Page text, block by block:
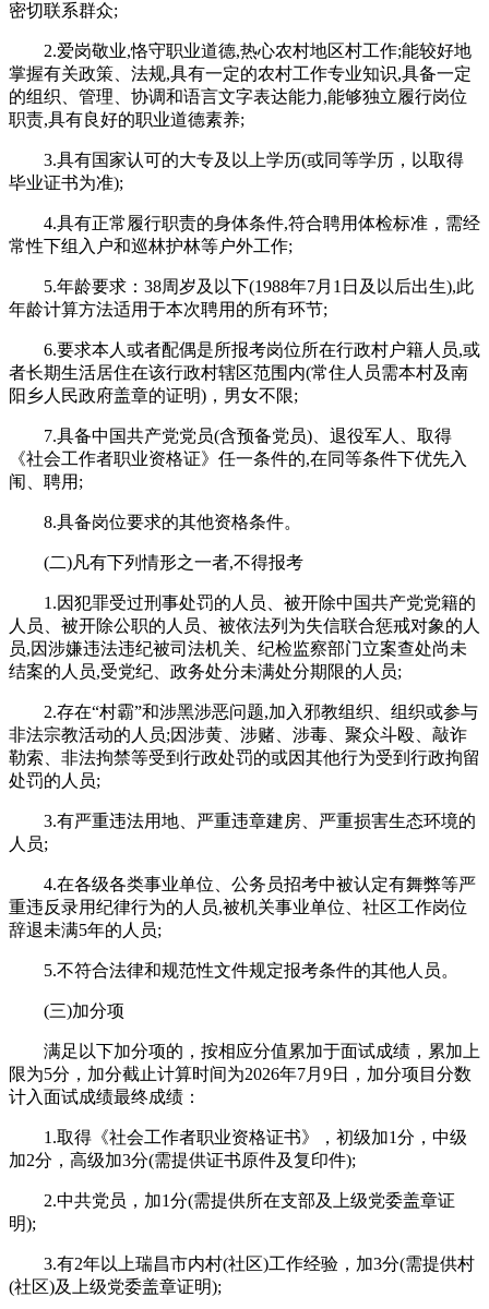
密切联系群众;
2.爱岗敬业,恪守职业道德,热心农村地区村工作;能较好地
掌握有关政策、法规,具有一定的农村工作专业知识,具备一定
的组织、管理、协调和语言文字表达能力,能够独立履行岗位
职责,具有良好的职业道德素养;
3.具有国家认可的大专及以上学历(或同等学历，以取得
毕业证书为准);
4.具有正常履行职责的身体条件,符合聘用体检标准，需经
常性下组入户和巡林护林等户外工作;
5.年龄要求：38周岁及以下(1988年7月1日及以后出生),此
年龄计算方法适用于本次聘用的所有环节;
6.要求本人或者配偶是所报考岗位所在行政村户籍人员,或
者长期生活居住在该行政村辖区范围内(常住人员需本村及南
阳乡人民政府盖章的证明)，男女不限;
7.具备中国共产党党员(含预备党员)、退役军人、取得
《社会工作者职业资格证》任一条件的,在同等条件下优先入
闱、聘用;
8.具备岗位要求的其他资格条件。
(二)凡有下列情形之一者,不得报考
1.因犯罪受过刑事处罚的人员、被开除中国共产党党籍的
人员、被开除公职的人员、被依法列为失信联合惩戒对象的人
员,因涉嫌违法违纪被司法机关、纪检监察部门立案查处尚未
结案的人员,受党纪、政务处分未满处分期限的人员;
2.存在“村霸”和涉黑涉恶问题,加入邪教组织、组织或参与
非法宗教活动的人员;因涉黄、涉赌、涉毒、聚众斗殴、敲诈
勒索、非法拘禁等受到行政处罚的或因其他行为受到行政拘留
处罚的人员;
3.有严重违法用地、严重违章建房、严重损害生态环境的
人员;
4.在各级各类事业单位、公务员招考中被认定有舞弊等严
重违反录用纪律行为的人员,被机关事业单位、社区工作岗位
辞退未满5年的人员;
5.不符合法律和规范性文件规定报考条件的其他人员。
(三)加分项
满足以下加分项的，按相应分值累加于面试成绩，累加上
限为5分，加分截止计算时间为2026年7月9日，加分项目分数
计入面试成绩最终成绩：
1.取得《社会工作者职业资格证书》，初级加1分，中级
加2分，高级加3分(需提供证书原件及复印件);
2.中共党员，加1分(需提供所在支部及上级党委盖章证
明);
3.有2年以上瑞昌市内村(社区)工作经验，加3分(需提供村
(社区)及上级党委盖章证明);